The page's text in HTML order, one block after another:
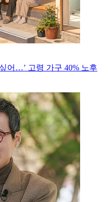
어…’ 고령 가구 40% 노후